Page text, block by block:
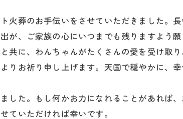
火葬のお手伝いをさせていただきました。
が、ご家族の心にいつまでも残りますよう
に、わんちゃんがたくさんの愛を受け取
お祈り申し上げます。天国で穏やかに、幸
した。もし何かお力になれることがあれば
ていただければ幸いです。